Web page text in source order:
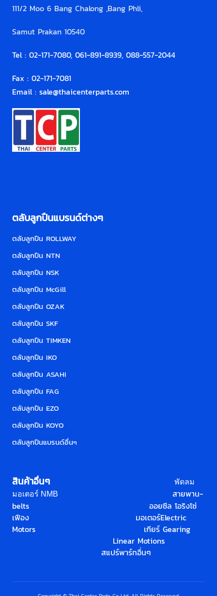
111/2 Moo 6 Bang Chalong ,Bang Phli,
Samut Prakan 10540
Tel : 02-171-7080, 061-891-8939, 088-557-2044
Fax : 02-171-7081
Email : sale@thaicenterparts.com
ตลับลูกปืนแบรนด์ต่างๆ
ตลับลูกปืน ROLLWAY
ตลับลูกปืน NTN
ตลับลูกปืน NSK
ตลับลูกปืน McGill
ตลับลูกปืน OZAK
ตลับลูกปืน SKF
ตลับลูกปืน TIMKEN
ตลับลูกปืน IKO
ตลับลูกปืน ASAHI
ตลับลูกปืน FAG
ตลับลูกปืน EZO
ตลับลูกปืน KOYO
ตลับลูกปืนแบรนด์อื่นๆ
สินค้าอื่นๆ
พัดลม
มอเตอร์ NMB
สายพาน-
belts
ออยซีล โอริงโซ่
เฟือง
มอเตอร์Electric
Motors
เกียร์ Gearing
Linear Motions
สแปร์พาร์ทอื่นๆ